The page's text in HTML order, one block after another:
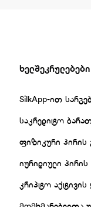
ხელშეკრულებები
SilkApp-ით
საკრედიტო
ფიზიკური პირის
იურიდიული პირის
კრიპტო აქტივის